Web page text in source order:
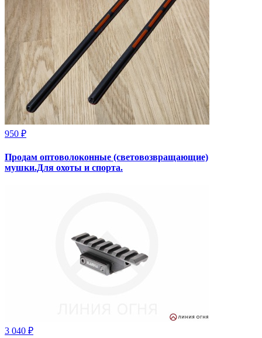
950 ₽
Продам оптоволоконные (световозвращающие)
мушки.Для охоты и спорта.
3 040 ₽